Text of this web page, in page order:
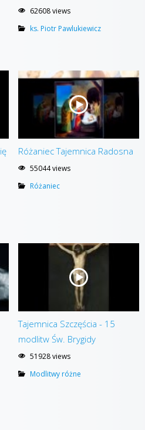
62608 views
ks. Piotr Pawlukiewicz
Różaniec Tajemnica Radosna
55044 views
Różaniec
Tajemnica Szczęścia - 15
modlitw Św. Brygidy
51928 views
Modlitwy różne